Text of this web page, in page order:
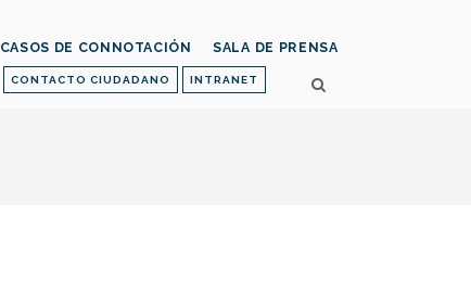
CONTACTO CIUDADANO INTRANET
CASOS DE CONNOTACIÓN SALA DE PRENSA